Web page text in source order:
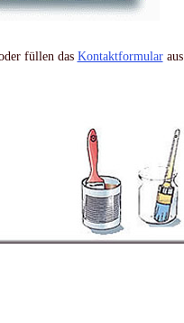
füllen das Kontaktformularaus.